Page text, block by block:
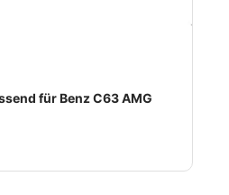
für Benz C63 AMG